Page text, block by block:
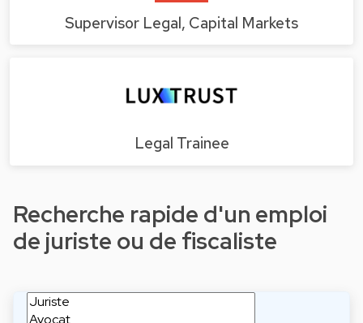
Supervisor Legal, Capital Markets
Legal Trainee
Recherche rapide d'un emploi
de juriste ou de fiscaliste